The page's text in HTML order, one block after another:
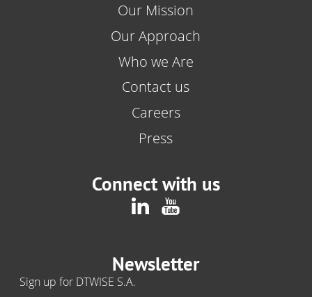
Our Mission
Our Approach
Who we Are
Contact us
Careers
Press
Connect with us
Newsletter
Sign up for DTWISE S.A.